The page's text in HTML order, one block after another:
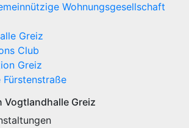
Wohnungsgesellschaft
Greiz
Club
Greiz
Fürstenstraße
Vogtlandhalle Greiz